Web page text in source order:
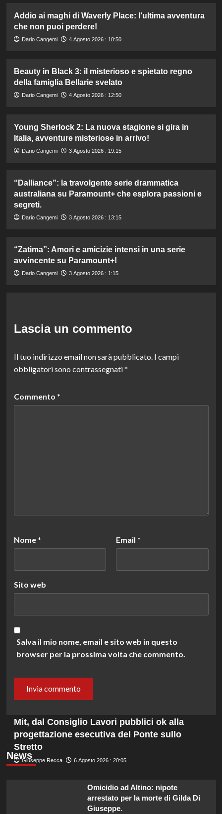
Addio ai maghi di Waverly Place: l’ultima avventura
che non puoi perdere!
Dario Cangemi 4 Agosto 2026 : 18:50
Beauty in Black 3: il misterioso e spietato regno
della famiglia Bellarie svelato
Dario Cangemi 4 Agosto 2026 : 12:50
Young Sherlock 2: La nuova stagione si gira in
Italia, avventure misteriose in arrivo!
Dario Cangemi 3 Agosto 2026 : 19:15
“Dalliance”: la travolgente serie drammatica
australiana su Paramount+ che esplora passioni e
segreti.
Dario Cangemi 3 Agosto 2026 : 13:15
“Zatima”: Amori e amicizie intensi in una serie
avvincente su Paramount+!
Dario Cangemi 3 Agosto 2026 : 1:15
Lascia un commento
Il tuo indirizzo email non sarà pubblicato. I campi
obbligatori sono contrassegnati*
Commento *
Nome * Email *
Sito web
Salva il mio nome, email e sito web in questo
browser per la prossima volta che commento.
News
Mit, dal Consiglio Lavori pubblici ok alla
progettazione esecutiva del Ponte sullo
Stretto
Giuseppe Recca 6 Agosto 2026 : 20:05
Omicidio ad Altino: nipote
arrestato per la morte di Gilda Di
Giuseppe.